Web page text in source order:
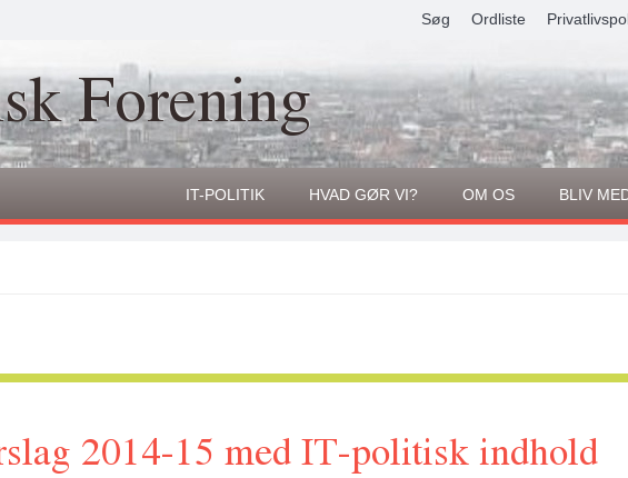
Søg Ordliste
Forening
IT-POLITIK HVAD GØR VI? OM OS BLIV
2014-15 med IT-politisk indhold